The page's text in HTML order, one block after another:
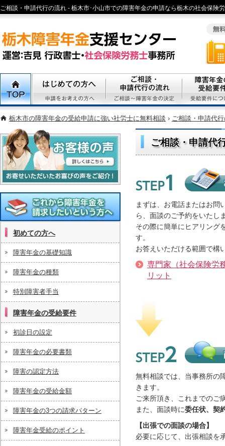
栃木市の障害年金の受給申請に強い社労士に無料相談 › ご相談・申請代
ご相談・申請代
まずは、お電話またはお問
ら、面談のご予約をいたし
その際に簡単にヒアリング
す。
お答えいただける範囲で構
専門家（社会保険労
リット
無料相談では、当事務所の
きます。
ご来所頂き、これまでのご
また、面談時に委任状、契
【出張での面談の場合】
必要に応じて、出張相談を
これから障害年金を請求したいという方
へ
初めての方へ
障害年金の基礎知識
障害年金の種類
特別障害者手当
障害年金の受給要件
初診日の設定
障害年金の必要書類
障害の認定方法
障害年金の受給金額
障害年金の3つの請求パターン
障害年金受給のポイント
ご相談・申請代行の流れ - 栃木市･小山市での障害年金の申請なら栃木の社会保険